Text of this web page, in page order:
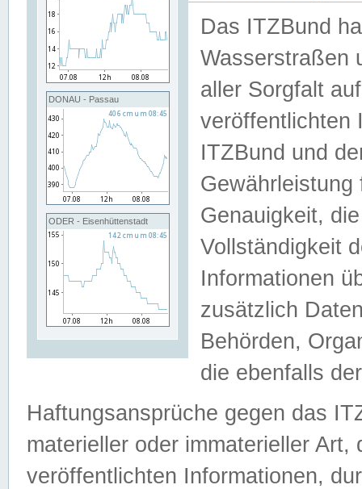
DONAU - Passau
ODER - Eisenhüttenstadt
Das ITZBund
Wasserstraßen
aller Sorgfalt
veröffentlichten
ITZBund und
Genauigkeit,
Vollständigkeit
Informationen
zusätzlich
Behörden,
die ebenfalls
Haftungsansprüche gegen das
materieller oder immaterieller
veröffentlichten Informationen,